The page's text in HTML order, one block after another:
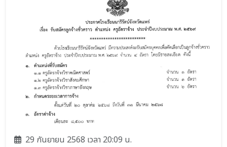
29 กันยายน 2568 เวลา 20:09 น.